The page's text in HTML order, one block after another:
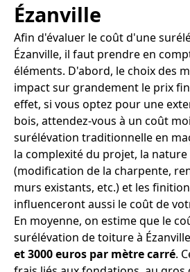
Ézanville
Afin d'évaluer le coût d'une
Ézanville, il faut prendre en
éléments. D'abord, le choix des
impact sur grandement le prix
effet, si vous optez pour une
bois, attendez-vous à un coût
surélévation traditionnelle en
la complexité du projet, la
(modification de la charpente,
murs existants, etc.) et les
influenceront aussi le coût de
En moyenne, on estime que le
surélévation de toiture à
et 3000 euros par mètre carré.